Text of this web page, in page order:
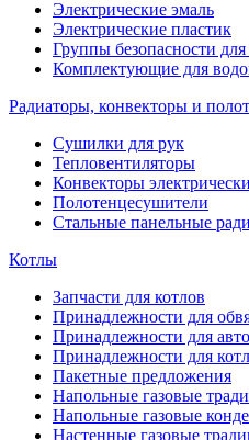
Электрические эмаль
Электрические пластик
Группы безопасности для
Комплектующие для
Радиаторы, конвекторы и
Сушилки для рук
Тепловентиляторы
Конвекторы
Полотенцесушители
Стальные панельные
Котлы
Запчасти для котлов
Принадлежности для
Принадлежности для
Принадлежности для
Пакетные предложения
Напольные газовые
Напольные газовые
Настенные газовые